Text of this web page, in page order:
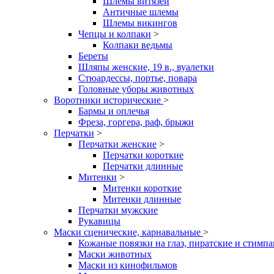
Античные шлемы
Шлемы викингов
Чепцы и колпаки >
Колпаки ведьмы
Береты
Шляпы женские, 19 в., вуалетки
Стюардессы, портье, повара
Головные уборы животных
Воротники исторические >
Бармы и оплечья
Фреза, горгера, раф, брыжи
Перчатки >
Перчатки женские >
Перчатки короткие
Перчатки длинные
Митенки >
Митенки короткие
Митенки длинные
Перчатки мужские
Рукавицы
Маски сценические, карнавальные >
Кожаные повязки на глаз, пиратские и
Маски животных
Маски из кинофильмов